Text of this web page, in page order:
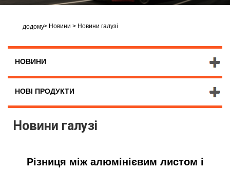
додому> Новини > Новини галузі
НОВИНИ
НОВІ ПРОДУКТИ
Новини галузі
Різниця між алюмінієвим листом і